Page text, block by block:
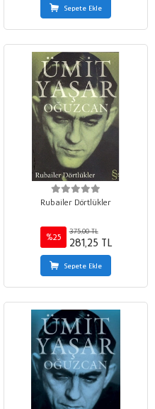
Sepete Ekle
Rubailer Dörtlükler
%25
375,00 TL
281,25 TL
Sepete Ekle